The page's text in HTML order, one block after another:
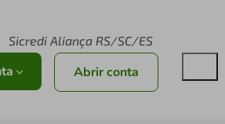
Sicredi Aliança RS/SC/ES
Abrir conta